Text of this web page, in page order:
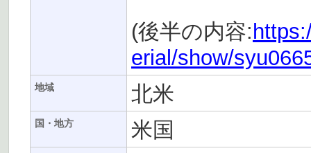
(後半の内容:
erial/show/
地域 北米
国・地方 米国